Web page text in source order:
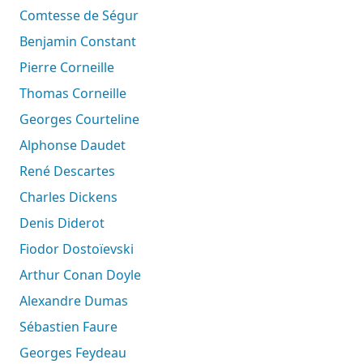
Comtesse de Ségur
Benjamin Constant
Pierre Corneille
Thomas Corneille
Georges Courteline
Alphonse Daudet
René Descartes
Charles Dickens
Denis Diderot
Fiodor Dostoïevski
Arthur Conan Doyle
Alexandre Dumas
Sébastien Faure
Georges Feydeau